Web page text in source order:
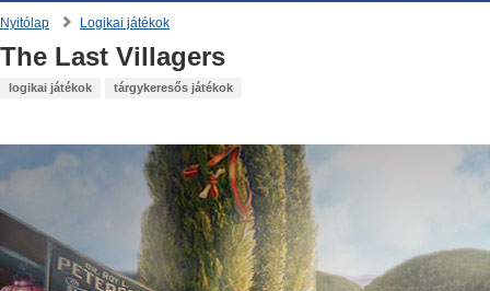
Nyitólap Logikai játékok
The Last Villagers
logikai játékok tárgykeresős játékok